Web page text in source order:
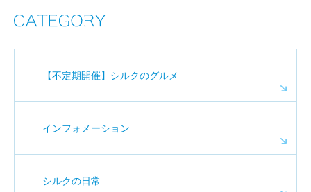
【不定期開催】シルクのグルメ
インフォメーション
シルクの日常